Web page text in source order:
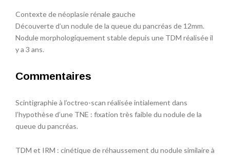
Contexte de néoplasie rénale gauche
Découverte d’un nodule de la queue du pancréas de 12mm.
Nodule morphologiquement stable depuis une TDM réalisée il
y a 3 ans.
Commentaires
Scintigraphie à l’octreo-scan réalisée intialement dans
l’hypothèse d’une TNE : fixation très faible du nodule de la
queue du pancréas.
TDM et IRM : cinétique de réhaussement du nodule similaire à